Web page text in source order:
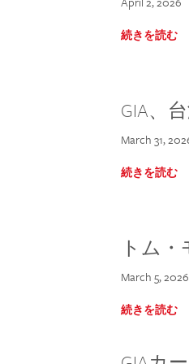
続きを読む
GIA、
March 31,
続きを読む
トム
March 5, 2026
続きを読む